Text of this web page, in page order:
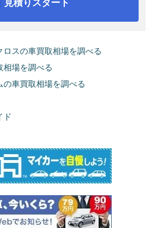
見積りスタート
ロスの車買取相場を調べる
相場を調べる
の車買取相場を調べる
ド